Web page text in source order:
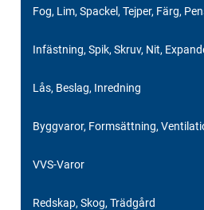
Fog, Lim, Spackel, Tejper, Färg,
Infästning, Spik, Skruv, Nit,
Lås, Beslag, Inredning
Byggvaror, Formsättning,
VVS-Varor
Redskap, Skog, Trädgård